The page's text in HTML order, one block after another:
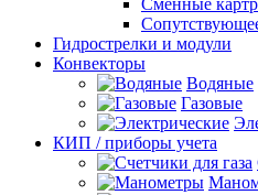
Сменные
Гидрострелки и модули
Конвекторы
Водяные
Газовые
КИП / приборы учета